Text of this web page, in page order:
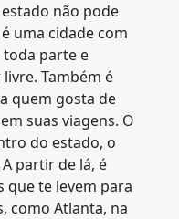
não pode
uma cidade com
parte e
Também é
quem gosta de
suas viagens. O
do estado, o
partir de lá, é
que te levem para
como Atlanta, na